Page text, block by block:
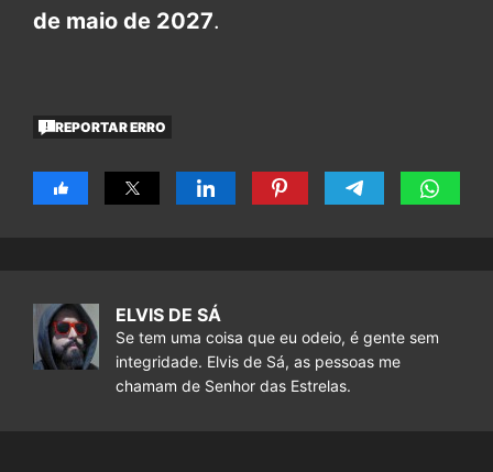
de maio de 2027.
REPORTAR ERRO
ELVIS DE SÁ
Se tem uma coisa que eu odeio, é gente sem
integridade. Elvis de Sá, as pessoas me
chamam de Senhor das Estrelas.